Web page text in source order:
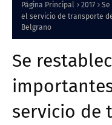
Página Principal 2017
el servicio de transporte
Belgrano
Se
servicio de